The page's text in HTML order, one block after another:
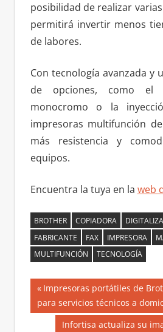
posibilidad de realizar
permitirá invertir menos
de labores.
Con tecnología avanzada y
de opciones, como el
monocromo o la
impresoras multifunción
más resistencia y
equipos.
Encuentra la tuya en la web
BROTHER COPIADORA
FABRICANTE
FAX IMPRESORA
MULTIFUNCIÓN
TECNOLOGÍA
Navegación
de
Entrada
anterior:
Impresoras portátiles de
para servicios técnicos a
Siguiente
Infortisa actualiza su